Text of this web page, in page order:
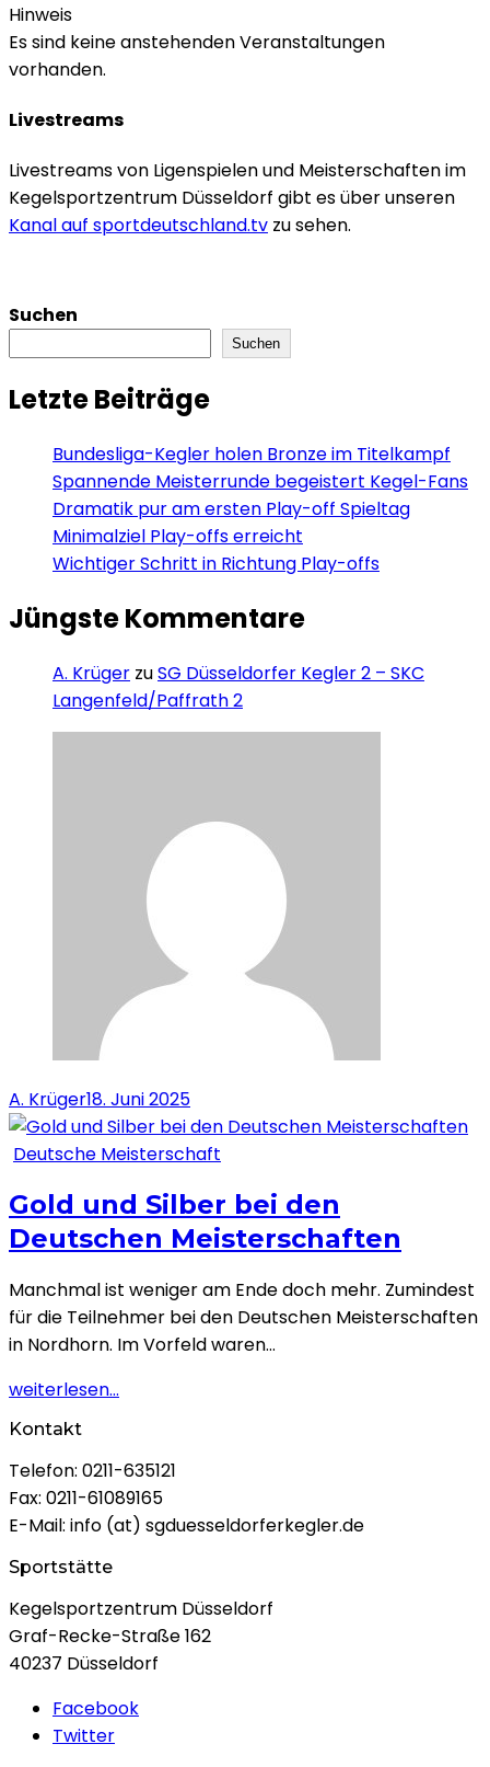
Hinweis
Es sind keine anstehenden Veranstaltungen
vorhanden.
Livestreams
Livestreams von Ligenspielen und Meisterschaften im
Kegelsportzentrum Düsseldorf gibt es über unseren
Kanal auf sportdeutschland.tv zu sehen.
Suchen
Suchen
Letzte Beiträge
Bundesliga-Kegler holen Bronze im Titelkampf
Spannende Meisterrunde begeistert Kegel-Fans
Dramatik pur am ersten Play-off Spieltag
Minimalziel Play-offs erreicht
Wichtiger Schritt in Richtung Play-offs
Jüngste Kommentare
A. Krüger zuSG Düsseldorfer Kegler 2 – SKC
Langenfeld/Paffrath 2
A. Krüger18. Juni 2025
Deutsche Meisterschaft
Gold und Silber bei den
Deutschen Meisterschaften
Manchmal ist weniger am Ende doch mehr. Zumindest
für die Teilnehmer bei den Deutschen Meisterschaften
in Nordhorn. Im Vorfeld waren…
weiterlesen...
Kontakt
Telefon: 0211-635121
Fax: 0211-61089165
E-Mail: info (at) sgduesseldorferkegler.de
Sportstätte
Kegelsportzentrum Düsseldorf
Graf-Recke-Straße 162
40237 Düsseldorf
Facebook
Twitter